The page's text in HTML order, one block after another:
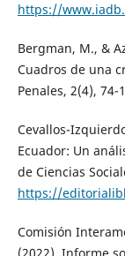
https://
Bergman, M., &
Cuadros de una
Penales, 2(4), 74-
Cevallos-
Ecuador: Un
de Ciencias
https://
Comisión